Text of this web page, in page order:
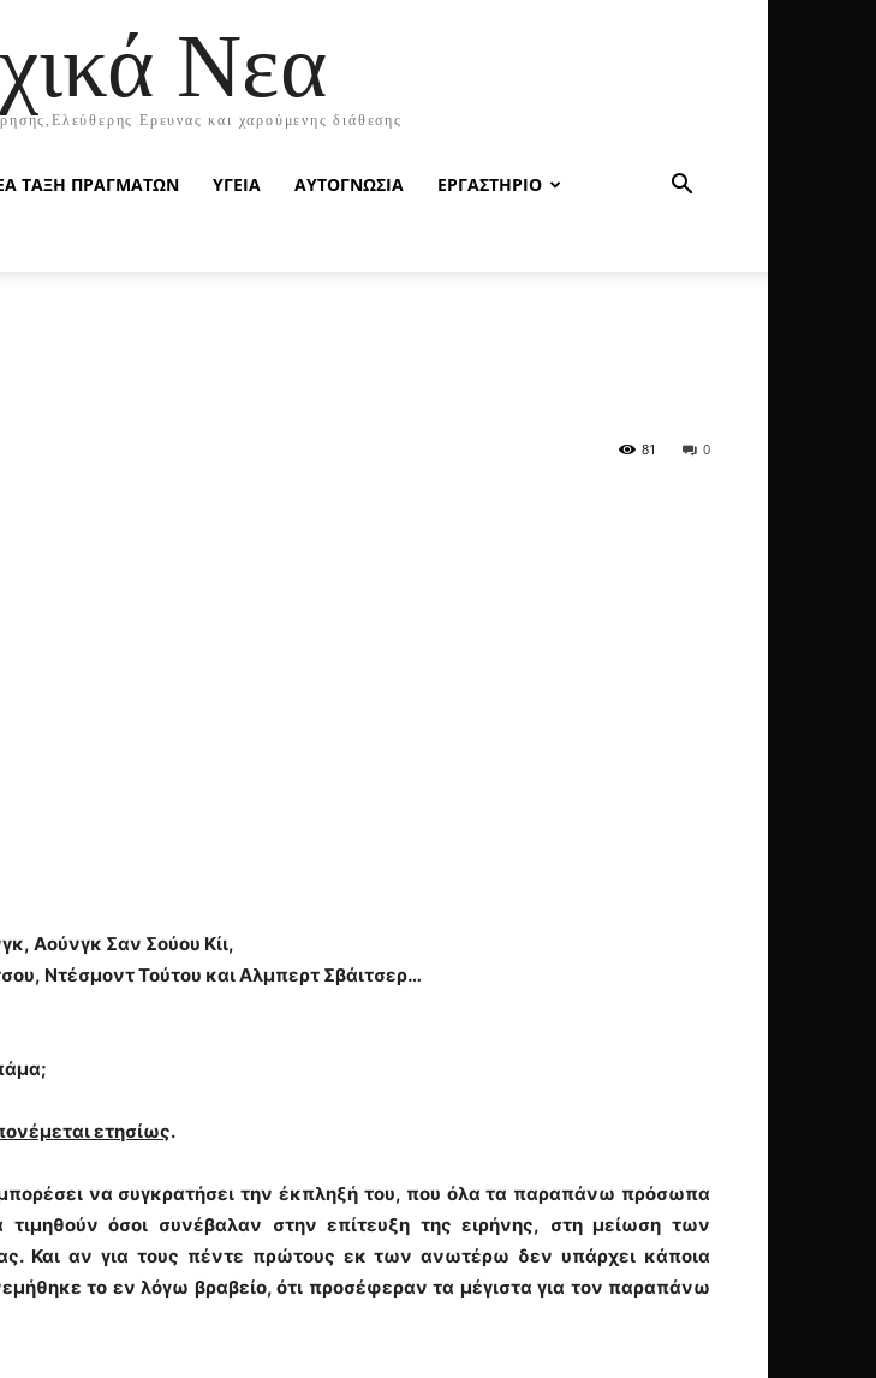
Νεα
Ερευνας και χαρούμενης διάθεσης
ΤΑΞΗ ΠΡΑΓΜΑΤΩΝ ΥΓΕΙΑ ΑΥΤΟΓΝΩΣΙΑ ΕΡΓΑΣΤΗΡΙΟ
0
81
, Αούνγκ Σαν Σούου Κίι,
, Ντέσμοντ Τούτου καιΑλμπερτ Σβάιτσερ…
ετησίως.
να συγκρατήσει την έκπληξή του, που όλα τα παραπάνω πρόσωπα
τιμηθούν όσοι συνέβαλαν στην επίτευξη της ειρήνης, στη μείωση των
Και αν για τους πέντε πρώτους εκ των ανωτέρω δεν υπάρχει κάποια
το εν λόγω βραβείο, ότι προσέφεραν τα μέγιστα για τον παραπάνω